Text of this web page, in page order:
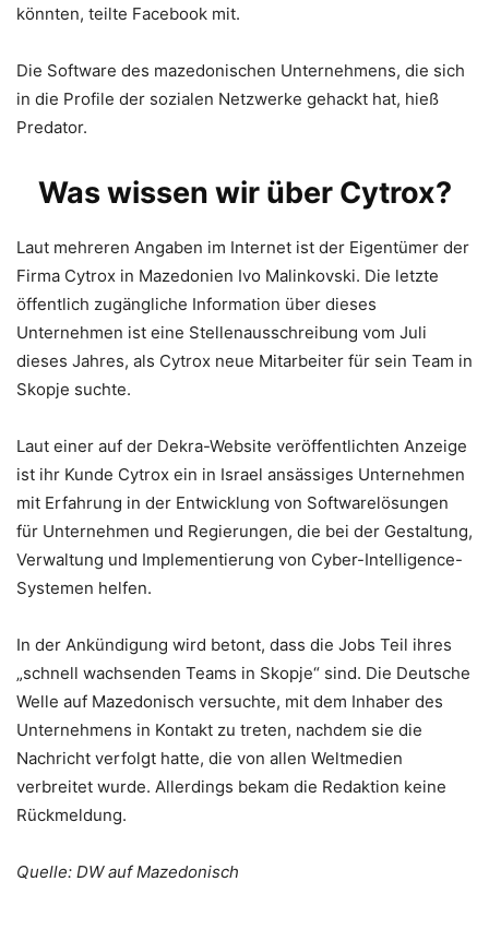
könnten, teilte Facebook mit.
Die Software des mazedonischen Unternehmens, die sich
in die Profile der sozialen Netzwerke gehackt hat, hieß
Predator.
Was wissen wir über Cytrox?
Laut mehreren Angaben im Internet ist der Eigentümer der
Firma Cytrox in Mazedonien Ivo Malinkovski. Die letzte
öffentlich zugängliche Information über dieses
Unternehmen ist eine Stellenausschreibung vom Juli
dieses Jahres, als Cytrox neue Mitarbeiter für sein Team in
Skopje suchte.
Laut einer auf der Dekra-Website veröffentlichten Anzeige
ist ihr Kunde Cytrox ein in Israel ansässiges Unternehmen
mit Erfahrung in der Entwicklung von Softwarelösungen
für Unternehmen und Regierungen, die bei der Gestaltung,
Verwaltung und Implementierung von Cyber-Intelligence-
Systemen helfen.
In der Ankündigung wird betont, dass die Jobs Teil ihres
„schnell wachsenden Teams in Skopje“ sind. Die Deutsche
Welle auf Mazedonisch versuchte, mit dem Inhaber des
Unternehmens in Kontakt zu treten, nachdem sie die
Nachricht verfolgt hatte, die von allen Weltmedien
verbreitet wurde. Allerdings bekam die Redaktion keine
Rückmeldung.
Quelle: DW auf Mazedonisch